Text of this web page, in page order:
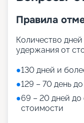
Khuzama—
саудовским меню.
На Aroya есть
развлечений:
одна из
круизной сфере
специально для
17 лет
Правила
Количество
удержания от
●130 дней и
●129 – 70 день
●69 – 20 дней до
стоимости